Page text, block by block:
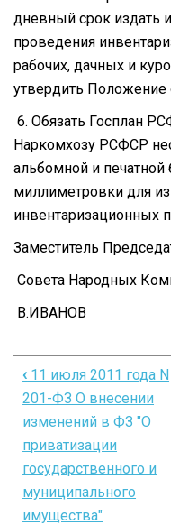
дневный срок издать
проведения
рабочих, дачных и
утвердить
6. Обязать Госплан
Наркомхозу РСФСР
альбомной и
миллиметровки для
инвентаризационных
Заместитель
Совета Народных
В.ИВАНОВ
Перекрёстные
ссылки
книги
для
‹ 11 июля 2011 года N
201-ФЗ О внесении
изменений в ФЗ "О
приватизации
государственного и
муниципального
имущества"